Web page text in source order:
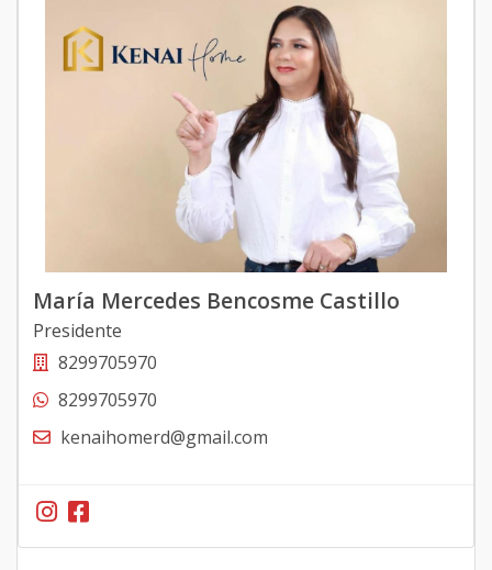
María Mercedes Bencosme Castillo
Presidente
8299705970
8299705970
kenaihomerd@gmail.com